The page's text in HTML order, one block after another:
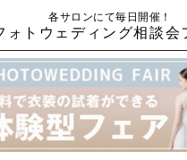
各サロンにて毎日開催！
ォトウェディング相談会